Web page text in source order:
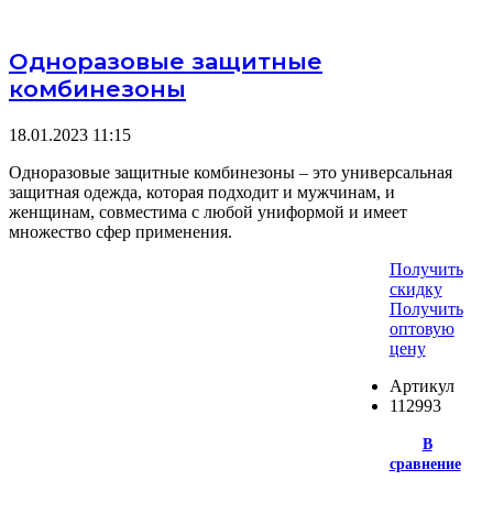
Одноразовые защитные
комбинезоны
18.01.2023 11:15
Одноразовые защитные комбинезоны – это универсальная
защитная одежда, которая подходит и мужчинам, и
женщинам, совместима с любой униформой и имеет
множество сфер применения.
Получить
скидку
Получить
оптовую
цену
Артикул
112993
В
сравнение